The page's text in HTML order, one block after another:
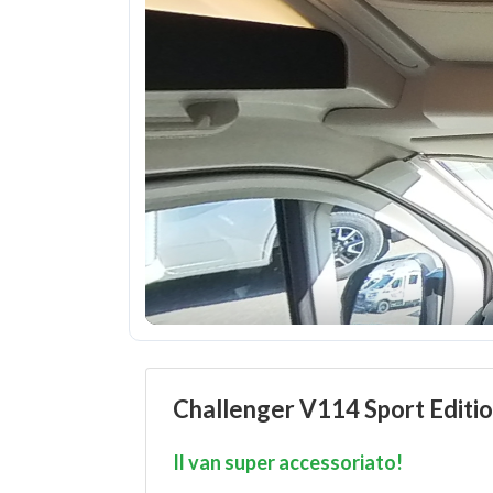
Challenger V114 Sport
Il van super accessoriato!